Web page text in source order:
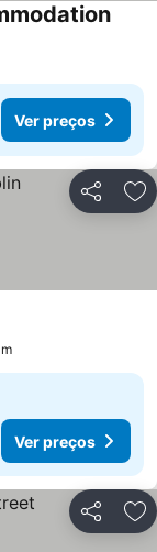
preços
Ver
Ver preços
Partilhar
Ver preços
Ver preços
Partilhar